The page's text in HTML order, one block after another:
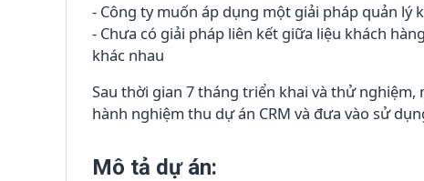
- Công ty muốn áp dụng một giải pháp quản
- Chưa có giải pháp liên kết giữa liệu khách
khác nhau
Sau thời gian 7 tháng triển khai và thử nghiệm,
hành nghiệm thu dự án CRM và đưa vào sử
Mô tả dự án: